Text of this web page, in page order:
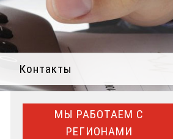
Контакты
МЫ РАБОТАЕМ С
РЕГИОНАМИ